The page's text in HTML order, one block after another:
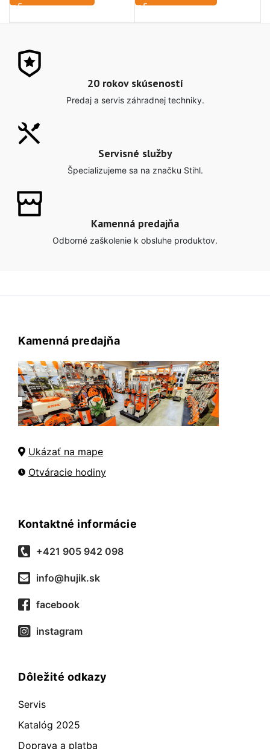
20 rokov skúseností
Predaj a servis záhradnej techniky.
Servisné služby
Špecializujeme sa na značku Stihl.
Kamenná predajňa
Odborné zaškolenie k obsluhe produktov.
Kamenná predajňa
Ukázať na mape
Otváracie hodiny
Kontaktné informácie
+421 905 942 098
info@hujik.sk
facebook
instagram
Dôležité odkazy
Servis
Katalóg 2025
Doprava a platba